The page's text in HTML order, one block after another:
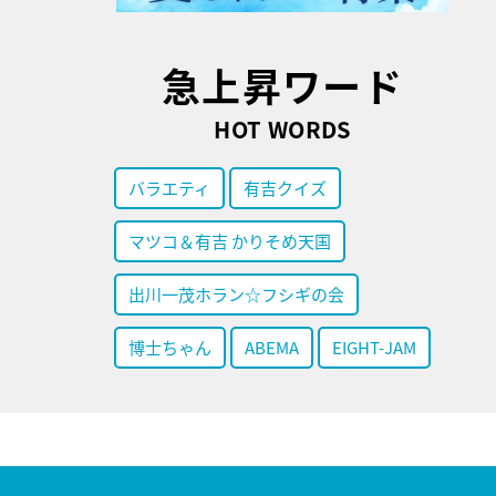
急上昇ワード
HOT WORDS
バラエティ 有吉クイズ
マツコ＆有吉 かりそめ天国
出川一茂ホラン☆フシギの会
博士ちゃん ABEMA EIGHT-JAM